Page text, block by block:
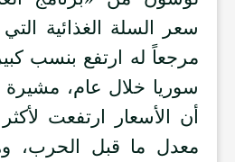
سعر السلة الغذائية التي
مرجعاً له ارتفع بنسب
سوريا خلال عام،
معدل ما قبل الحرب،